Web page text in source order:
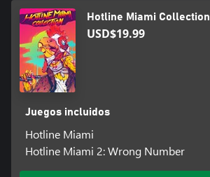
Hotline Miami Collection
USD$19.99
Juegos incluidos
Hotline Miami
Hotline Miami 2: Wrong Number